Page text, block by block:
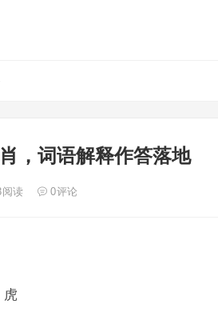
，词语解释作答落地
阅读 0评论
虎